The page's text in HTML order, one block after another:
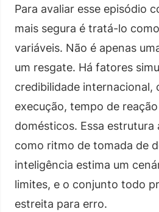
Para avaliar esse episódio
mais segura é tratá-lo
variáveis. Não é apenas
um resgate. Há fatores
credibilidade internacional,
execução, tempo de
domésticos. Essa estrutura
como ritmo de tomada de
inteligência estima um
limites, e o conjunto todo
estreita para erro.